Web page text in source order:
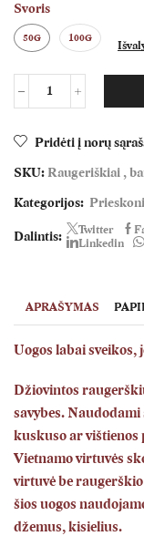
Svoris
50G 100G
Raugerškiai
džiovintos
Pridėti į norų
SKU: Raugeriškiai ,
Kategorijos:
Dalintis: Twitter
Linkedin
APRAŠYMAS
Uogos labai sveikos,
Džiovintos
savybes.
kuskuso ar vištienos
Vietnamo virtuvės
virtuvė be
šios uogos
džemus, kisielius.